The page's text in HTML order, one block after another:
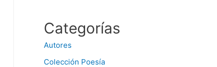
Categorías
Autores
Colección Poesía